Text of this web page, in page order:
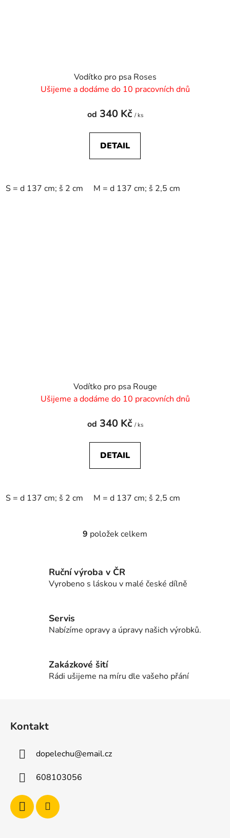
Vodítko pro psa Roses
Ušijeme a dodáme do 10 pracovních dnů
od 340 Kč / ks
DETAIL
S = d 137 cm; š 2 cm M = d 137 cm; š 2,5 cm
Vodítko pro psa Rouge
Ušijeme a dodáme do 10 pracovních dnů
od 340 Kč / ks
DETAIL
S = d 137 cm; š 2 cm M = d 137 cm; š 2,5 cm
O
á
d
p
y
9 položek celkem
Ruční výroba v ČR
Vyrobeno s láskou v malé české dílně
Servis
Nabízíme opravy a úpravy našich výrobků.
Zakázkové šití
Rádi ušijeme na míru dle vašeho přání
Kontakt
dopelechu@email.cz
608103056